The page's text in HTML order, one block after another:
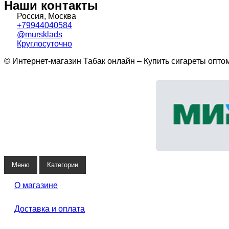
Наши контакты
Россия, Москва
+79944040584
@mursklads
Круглосуточно
© Интернет-магазин Табак онлайн – Купить сигареты
Меню Категории
О магазине
Доставка и оплата